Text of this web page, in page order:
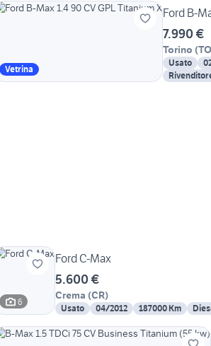
Vetrina
Ford B-
7.990 €
Torino (TO
Usato
6
Ford C-Max
5.600 €
Crema (CR)
Usato 04/2012 187000 Km